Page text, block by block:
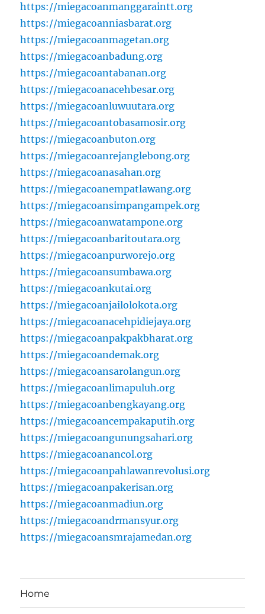
https://miegacoanmanggaraintt.org
https://miegacoanniasbarat.org
https://miegacoanmagetan.org
https://miegacoanbadung.org
https://miegacoantabanan.org
https://miegacoanacehbesar.org
https://miegacoanluwuutara.org
https://miegacoantobasamosir.org
https://miegacoanbuton.org
https://miegacoanrejanglebong.org
https://miegacoanasahan.org
https://miegacoanempatlawang.org
https://miegacoansimpangampek.org
https://miegacoanwatampone.org
https://miegacoanbaritoutara.org
https://miegacoanpurworejo.org
https://miegacoansumbawa.org
https://miegacoankutai.org
https://miegacoanjailolokota.org
https://miegacoanacehpidiejaya.org
https://miegacoanpakpakbharat.org
https://miegacoandemak.org
https://miegacoansarolangun.org
https://miegacoanlimapuluh.org
https://miegacoanbengkayang.org
https://miegacoancempakaputih.org
https://miegacoangunungsahari.org
https://miegacoanancol.org
https://miegacoanpahlawanrevolusi.org
https://miegacoanpakerisan.org
https://miegacoanmadiun.org
https://miegacoandrmansyur.org
https://miegacoansmrajamedan.org
Home